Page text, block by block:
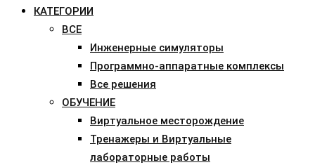
КАТЕГОРИИ
ВСЕ
Инженерные симуляторы
Программно-аппаратные комплексы
Все решения
ОБУЧЕНИЕ
Виртуальное месторождение
Тренажеры и Виртуальные
лабораторные работы